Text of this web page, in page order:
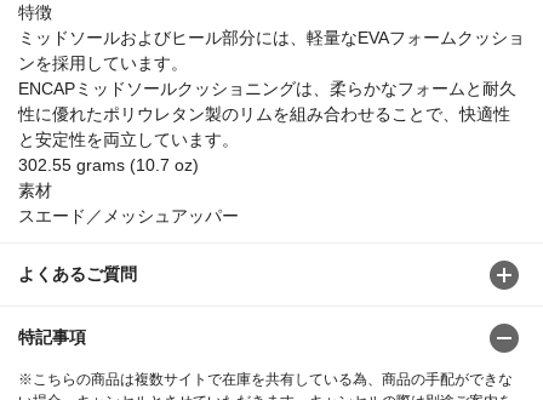
特徴
ミッドソールおよびヒール部分には、軽量なEVAフォームクッショ
ンを採用しています。
ENCAPミッドソールクッショニングは、柔らかなフォームと耐久
性に優れたポリウレタン製のリムを組み合わせることで、快適性
と安定性を両立しています。
302.55 grams (10.7 oz)
素材
スエード／メッシュアッパー
よくあるご質問
特記事項
※こちらの商品は複数サイトで在庫を共有している為、商品の手配ができな